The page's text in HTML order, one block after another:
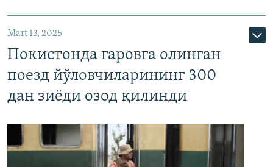
Mart 13, 2025
Покистонда гаровга олинган
поезд йўловчиларининг 300
дан зиёди озод қилинди